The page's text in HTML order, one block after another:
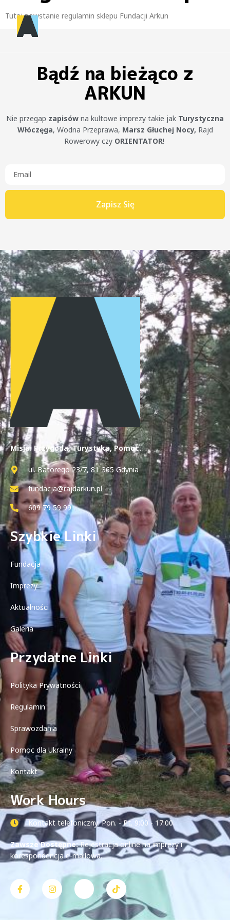
Tutaj powstanie regulamin sklepu Fundacji Arkun
Bądź na bieżąco z
ARKUN
Nie przegap zapisów na kultowe imprezy takie jak Turystyczna
Włóczęga, Wodna Przeprawa, Marsz Głuchej Nocy, Rajd
Rowerowy czy ORIENTATOR!
Zapisz Się
Misja: Przygoda, Turystyka, Pomoc.
ul. Batorego 23/7, 81-365 Gdynia
fundacja@rajdarkun.pl
609 79 59 99
Szybkie Linki
Fundacja
Imprezy
Aktualności
Galeria
Przydatne Linki
Polityka Prywatności
Regulamin
Sprawozdania
Pomoc dla Ukrainy
Kontakt
Work Hours
Kontakt telefoniczny: Pon. - Pt. 9:00 - 17:00
Zawsze Dostępne:Rejestracja online na imprezy i
korespondencja e-mailowa.